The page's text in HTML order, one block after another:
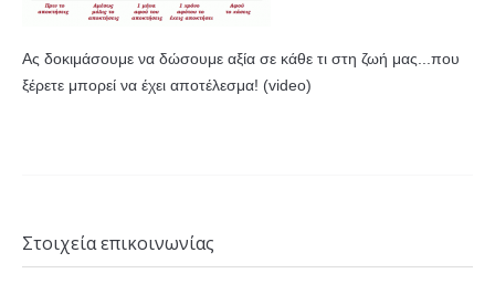
Ας δοκιμάσουμε να δώσουμε αξία σε κάθε τι στη ζωή μας...που
ξέρετε μπορεί να έχει αποτέλεσμα! (video)
Στοιχεία επικοινωνίας